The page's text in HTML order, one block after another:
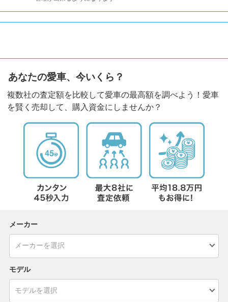
あなたの愛車、今いくら？
複数社の査定額を比較して愛車の最高額を調べよう！愛車
を賢く売却して、購入資金にしませんか？
メーカー
モデル